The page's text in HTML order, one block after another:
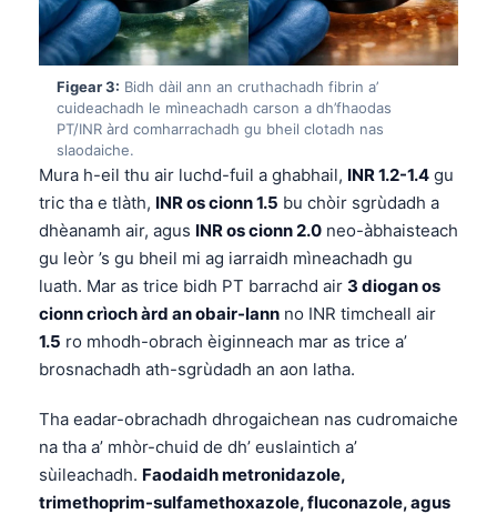
Figear 3: Bidh dàil ann an cruthachadh fibrin a’
cuideachadh le mìneachadh carson a dh’fhaodas
PT/INR àrd comharrachadh gu bheil clotadh nas
slaodaiche.
Mura h-eil thu air luchd-fuil a ghabhail, INR 1.2-1.4 gu
tric tha e tlàth, INR os cionn 1.5 bu chòir sgrùdadh a
dhèanamh air, agus INR os cionn 2.0 neo-àbhaisteach
gu leòr ’s gu bheil mi ag iarraidh mìneachadh gu
luath. Mar as trice bidh PT barrachd air 3 diogan os
cionn crìoch àrd an obair-lann no INR timcheall air
1.5 ro mhodh-obrach èiginneach mar as trice a’
brosnachadh ath-sgrùdadh an aon latha.
Tha eadar-obrachadh dhrogaichean nas cudromaiche
na tha a’ mhòr-chuid de dh’ euslaintich a’
sùileachadh. Faodaidh metronidazole,
trimethoprim-sulfamethoxazole, fluconazole, agus